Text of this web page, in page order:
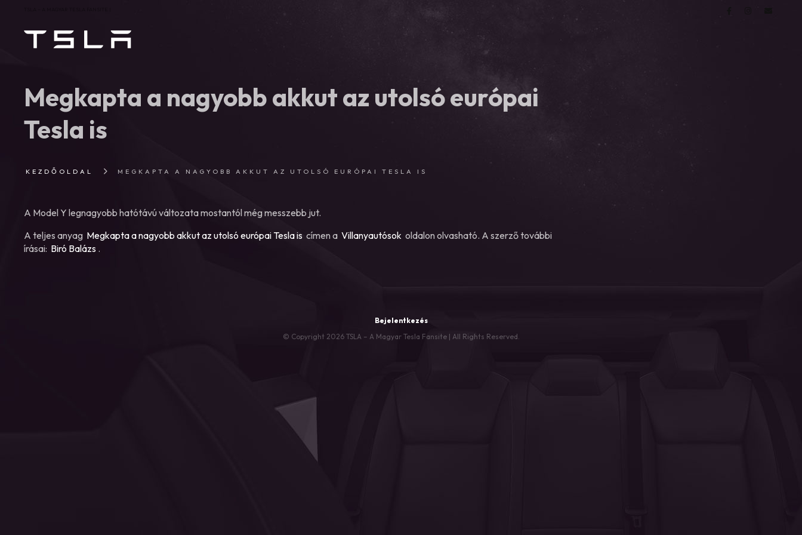
Megkapta a nagyobb akkut az utolsó európai
Tesla is
KEZDŐOLDAL MEGKAPTA A NAGYOBB AKKUT AZ UTOLSÓ EURÓPAI TESLA IS
A Model Y legnagyobb hatótávú változata mostantól még messzebb jut.
A teljes anyag Megkapta a nagyobb akkut az utolsó európai Tesla is címen a Villanyautósok oldalon olvasható. A szerző további
írásai: Biró Balázs .
Bejelentkezés
© Copyright 2026 TSLA – A Magyar Tesla Fansite | All Rights Reserved.